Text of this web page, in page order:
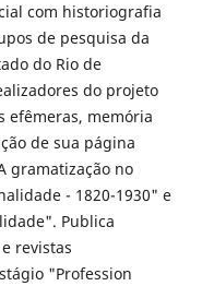
com historiografia
de pesquisa da
do Rio de
do projeto
efêmeras, memória
de sua página
gramatização no
- 1820-1930" e
Publica
revistas
"Profession